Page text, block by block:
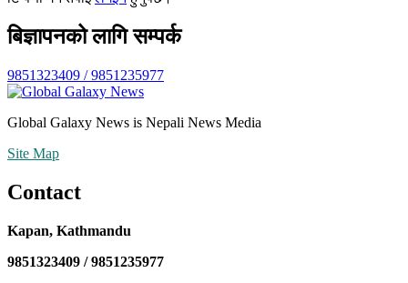
बिज्ञापनको लागि सम्पर्क
9851323409 / 9851235977
Global Galaxy News is Nepali News Media
Site Map
Contact
Kapan, Kathmandu
9851323409 / 9851235977